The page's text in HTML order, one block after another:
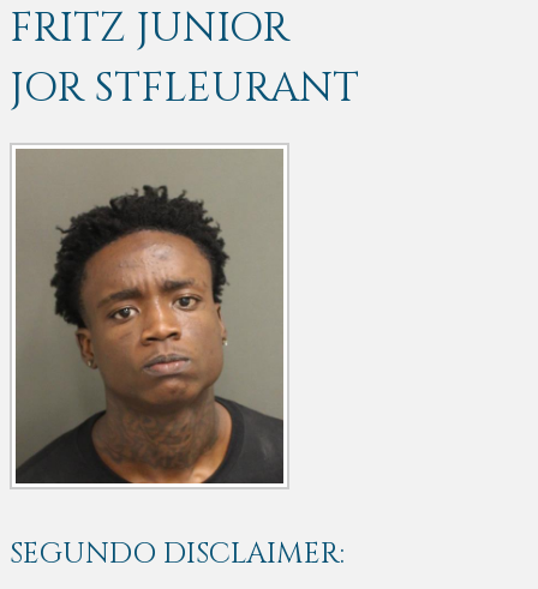
FRITZ JUNIOR
JOR STFLEURANT
SEGUNDO DISCLAIMER: